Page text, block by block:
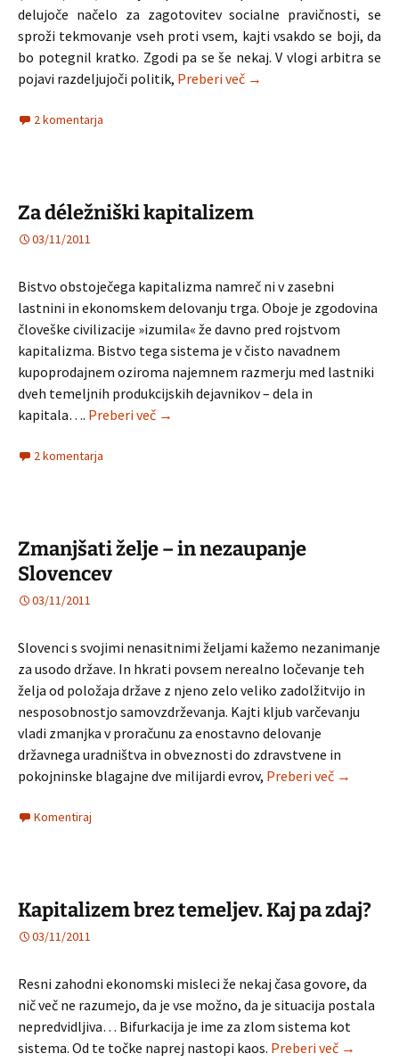
delujoče načelo za zagotovitev socialne pravičnosti, se
sproži tekmovanje vseh proti vsem, kajti vsakdo se boji, da
bo potegnil kratko. Zgodi pa se še nekaj. V vlogi arbitra se
pojavi razdeljujoči politik, Preberi več Liberalizem v zgodovini
→
2 komentarja
Za déležniški kapitalizem
03/11/2011
Bistvo obstoječega kapitalizma namreč ni v zasebni
lastnini in ekonomskem delovanju trga. Oboje je zgodovina
človeške civilizacije »izumila« že davno pred rojstvom
kapitalizma. Bistvo tega sistema je v čisto navadnem
kupoprodajnem oziroma najemnem razmerju med lastniki
dveh temeljnih produkcijskih dejavnikov – dela in
kapitala…. Preberi več Za déležniški kapitalizem
→
2 komentarja
Zmanjšati želje – in nezaupanje
Slovencev
03/11/2011
Slovenci s svojimi nenasitnimi željami kažemo nezanimanje
za usodo države. In hkrati povsem nerealno ločevanje teh
želja od položaja države z njeno zelo veliko zadolžitvijo in
nesposobnostjo samovzdrževanja. Kajti kljub varčevanju
vladi zmanjka v proračunu za enostavno delovanje
državnega uradništva in obveznosti do zdravstvene in
pokojninske blagajne dve milijardi evrov, Preberi več →
Komentiraj
Kapitalizem brez temeljev. Kaj pa zdaj?
03/11/2011
Resni zahodni ekonomski misleci že nekaj časa govore, da
nič več ne razumejo, da je vse možno, da je situacija postala
nepredvidljiva… Bifurkacija je ime za zlom sistema kot
sistema. Od te točke naprej nastopi kaos. Preberi več →